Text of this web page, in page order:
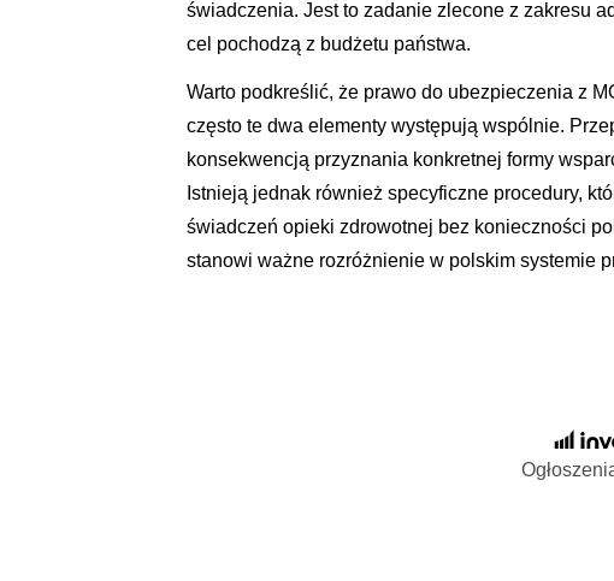
świadczenia. Jest to zadanie zlecone z zakresu
cel pochodzą z budżetu państwa.
Warto podkreślić, że prawo do ubezpieczenia z
często te dwa elementy występują wspólnie.
konsekwencją przyznania konkretnej formy
Istnieją jednak również specyficzne procedury,
świadczeń opieki zdrowotnej bez konieczności
stanowi ważne rozróżnienie w polskim systemie